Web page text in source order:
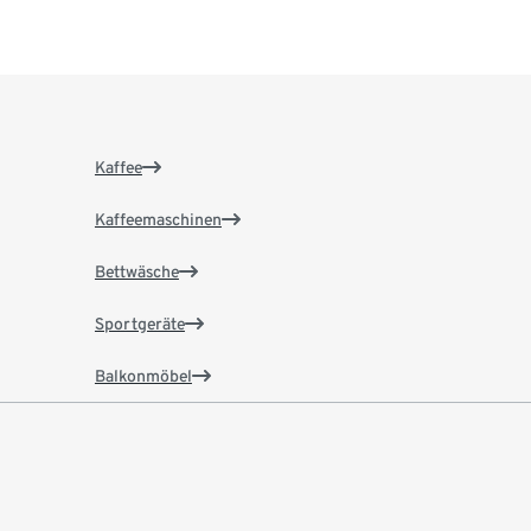
Kaffee
Kaffeemaschinen
Bettwäsche
Sportgeräte
Balkonmöbel